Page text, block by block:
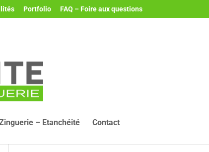
Portfolio FAQ – Foire aux questions
– Etanchéité Contact